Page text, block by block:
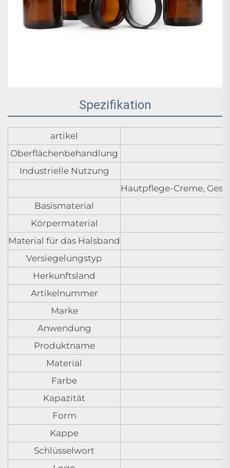
Spezifikation
artikel
Oberflächenbehandlung
Industrielle Nutzung
Hautpflege-Creme,
Basismaterial
Körpermaterial
Material für das Halsband
Versiegelungstyp
Herkunftsland
Artikelnummer
Marke
Anwendung
Produktname
Material
Farbe
Kapazität
Form
Kappe
Schlüsselwort